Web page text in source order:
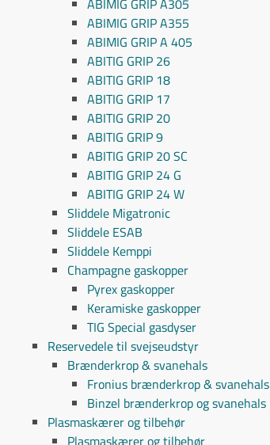
ABIMIG GRIP A305
ABIMIG GRIP A355
ABIMIG GRIP A 405
ABITIG GRIP 26
ABITIG GRIP 18
ABITIG GRIP 17
ABITIG GRIP 20
ABITIG GRIP 9
ABITIG GRIP 20 SC
ABITIG GRIP 24 G
ABITIG GRIP 24 W
Sliddele Migatronic
Sliddele ESAB
Sliddele Kemppi
Champagne gaskopper
Pyrex gaskopper
Keramiske gaskopper
TIG Special gasdyser
Reservedele til svejseudstyr
Brænderkrop & svanehals
Fronius brænderkrop & svanehals
Binzel brænderkrop og svanehals
Plasmaskærer og tilbehør
Plasmaskærer og tilbehør